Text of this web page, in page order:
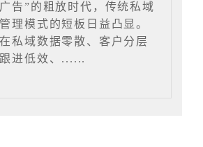
告”的粗放时代，传统私域
理模式的短板日益凸显。
私域数据零散、客户分层
进低效、......